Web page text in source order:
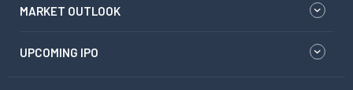
MARKET OUTLOOK
UPCOMING IPO